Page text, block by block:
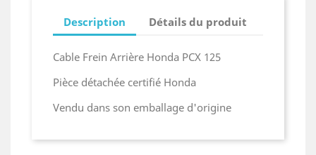
Description Détails du produit
Cable Frein Arrière Honda PCX 125
Pièce détachée certifié Honda
Vendu dans son emballage d'origine